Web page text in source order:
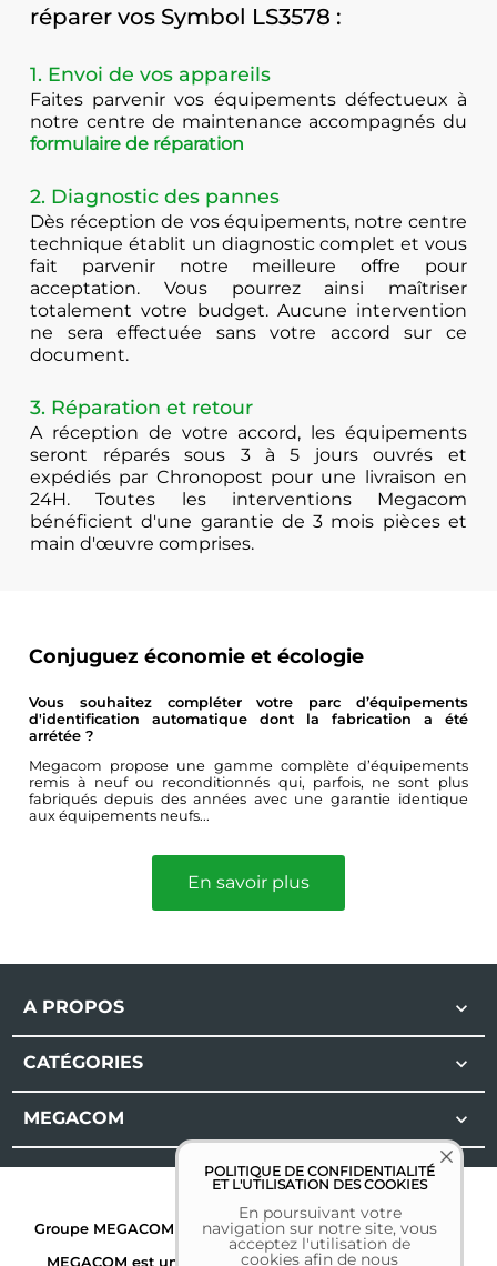
réparer vos Symbol LS3578 :
1. Envoi de vos appareils
Faites parvenir vos équipements défectueux à
notre centre de maintenance accompagnés du
formulaire de réparation
2. Diagnostic des pannes
Dès réception de vos équipements, notre centre
technique établit un diagnostic complet et vous
fait parvenir notre meilleure offre pour
acceptation. Vous pourrez ainsi maîtriser
totalement votre budget. Aucune intervention
ne sera effectuée sans votre accord sur ce
document.
3. Réparation et retour
A réception de votre accord, les équipements
seront réparés sous 3 à 5 jours ouvrés et
expédiés par Chronopost pour une livraison en
24H. Toutes les interventions Megacom
bénéficient d'une garantie de 3 mois pièces et
main d'œuvre comprises.
Conjuguez économie et écologie
Vous souhaitez compléter votre parc d’équipements
d'identification automatique dont la fabrication a été
arrétée ?
Megacom propose une gamme complète d’équipements
remis à neuf ou reconditionnés qui, parfois, ne sont plus
fabriqués depuis des années avec une garantie identique
aux équipements neufs...
En savoir plus
A PROPOS 
CATÉGORIES 
MEGACOM 
POLITIQUE DE CONFIDENTIALITÉ
ET L'UTILISATION DES COOKIES
En poursuivant votre
navigation sur notre site, vous
acceptez l'utilisation de
cookies afin de nous
Groupe MEGACOM | Tous droits réservés | 2026 |Mentions
légales
MEGACOM est une marque déposée. Toutes les autres